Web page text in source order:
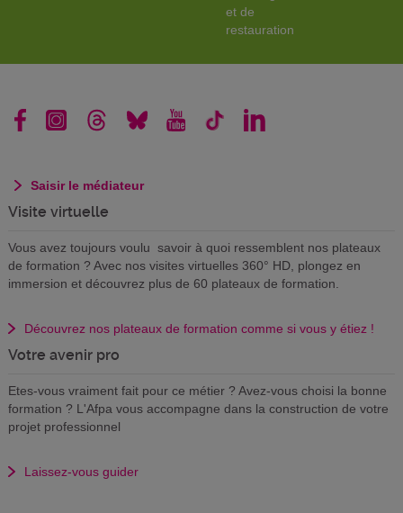
et de
restauration
Saisir le médiateur
Visite virtuelle
Vous avez toujours voulu savoir à quoi ressemblent nos plateaux
de formation ? Avec nos visites virtuelles 360° HD, plongez en
immersion et découvrez plus de 60 plateaux de formation.
Découvrez nos plateaux de formation comme si vous y étiez !
Votre avenir pro
Etes-vous vraiment fait pour ce métier ? Avez-vous choisi la bonne
formation ? L'Afpa vous accompagne dans la construction de votre
projet professionnel
Laissez-vous guider